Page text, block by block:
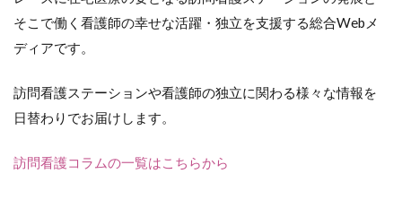
そこで働く看護師の幸せな活躍・独立を支援する総合Webメ
ディアです。
訪問看護ステーションや看護師の独立に関わる様々な情報を
日替わりでお届けします。
訪問看護コラムの一覧はこちらから